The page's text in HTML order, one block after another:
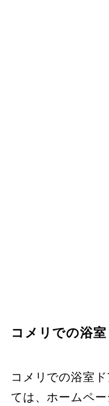
コメリでの浴
コメリでの浴室
ては、ホームペ